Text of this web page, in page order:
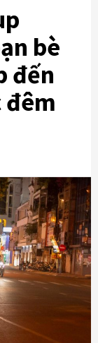
bè
đến
đêm